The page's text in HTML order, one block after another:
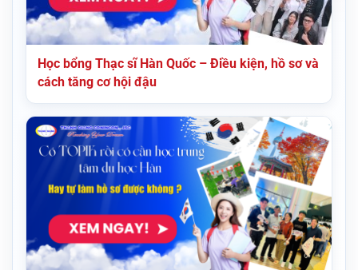
Học bổng Thạc sĩ Hàn Quốc – Điều kiện, hồ sơ và
cách tăng cơ hội đậu